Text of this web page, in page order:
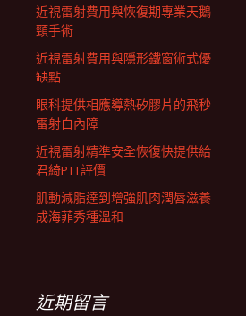
近視雷射費用與恢復期專業天鵝
頸手術
近視雷射費用與隱形鐵窗術式優
缺點
眼科提供相應導熱矽膠片的飛秒
雷射白內障
近視雷射精準安全恢復快提供給
君綺PTT評價
肌動減脂達到增強肌肉潤唇滋養
成海菲秀種溫和
近期留言